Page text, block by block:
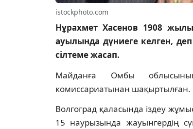
istockphoto.com
Нұрахмет Хасенов 1908
ауылында дүниеге келген,
сілтеме жасап.
Майданға Омбы
комиссариатынан шақыртылған.
Волгоград қаласында іздеу
15 наурызында жауынгердің